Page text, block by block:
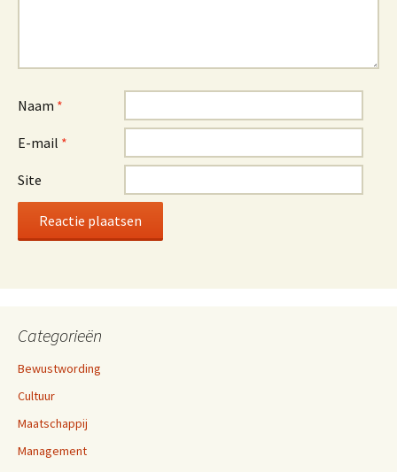
Naam *
E-mail *
Site
Categorieën
Bewustwording
Cultuur
Maatschappij
Management